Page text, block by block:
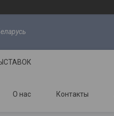
О нас Контакты